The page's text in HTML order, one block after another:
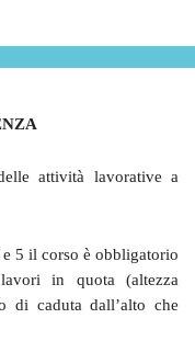
attività lavorative a
5 il corso è obbligatorio
in quota (altezza
di caduta dall’alto che